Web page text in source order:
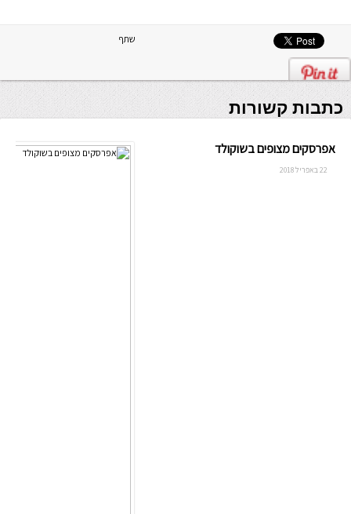
שתף
כתבות קשורות
אפרסקים מצופים בשוקולד
22 באפריל 2018